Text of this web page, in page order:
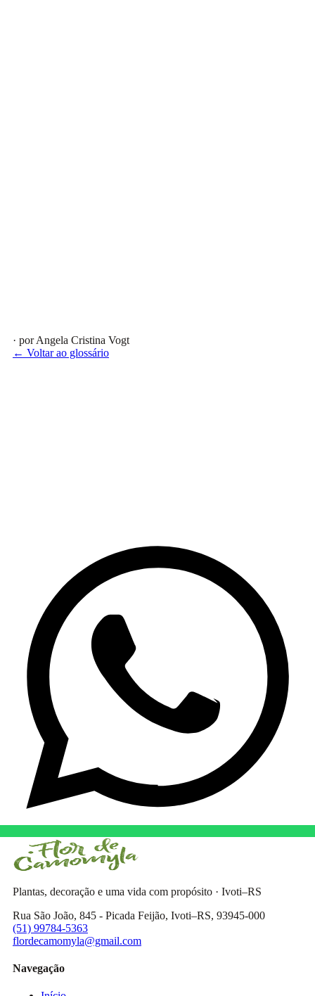
· por Angela Cristina Vogt
← Voltar ao glossário
Plantas, decoração e uma vida com propósito · Ivoti–RS
Rua São João, 845 - Picada Feijão, Ivoti–RS, 93945-000
(51) 99784-5363
flordecamomyla@gmail.com
Navegação